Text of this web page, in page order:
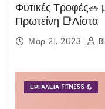
Φυτικές Τροφές🥗
Πρωτείνη 📑Λίστα
Μαρ 21, 2023
ΕΡΓΑΛΕΊΑ FITNESS 💪